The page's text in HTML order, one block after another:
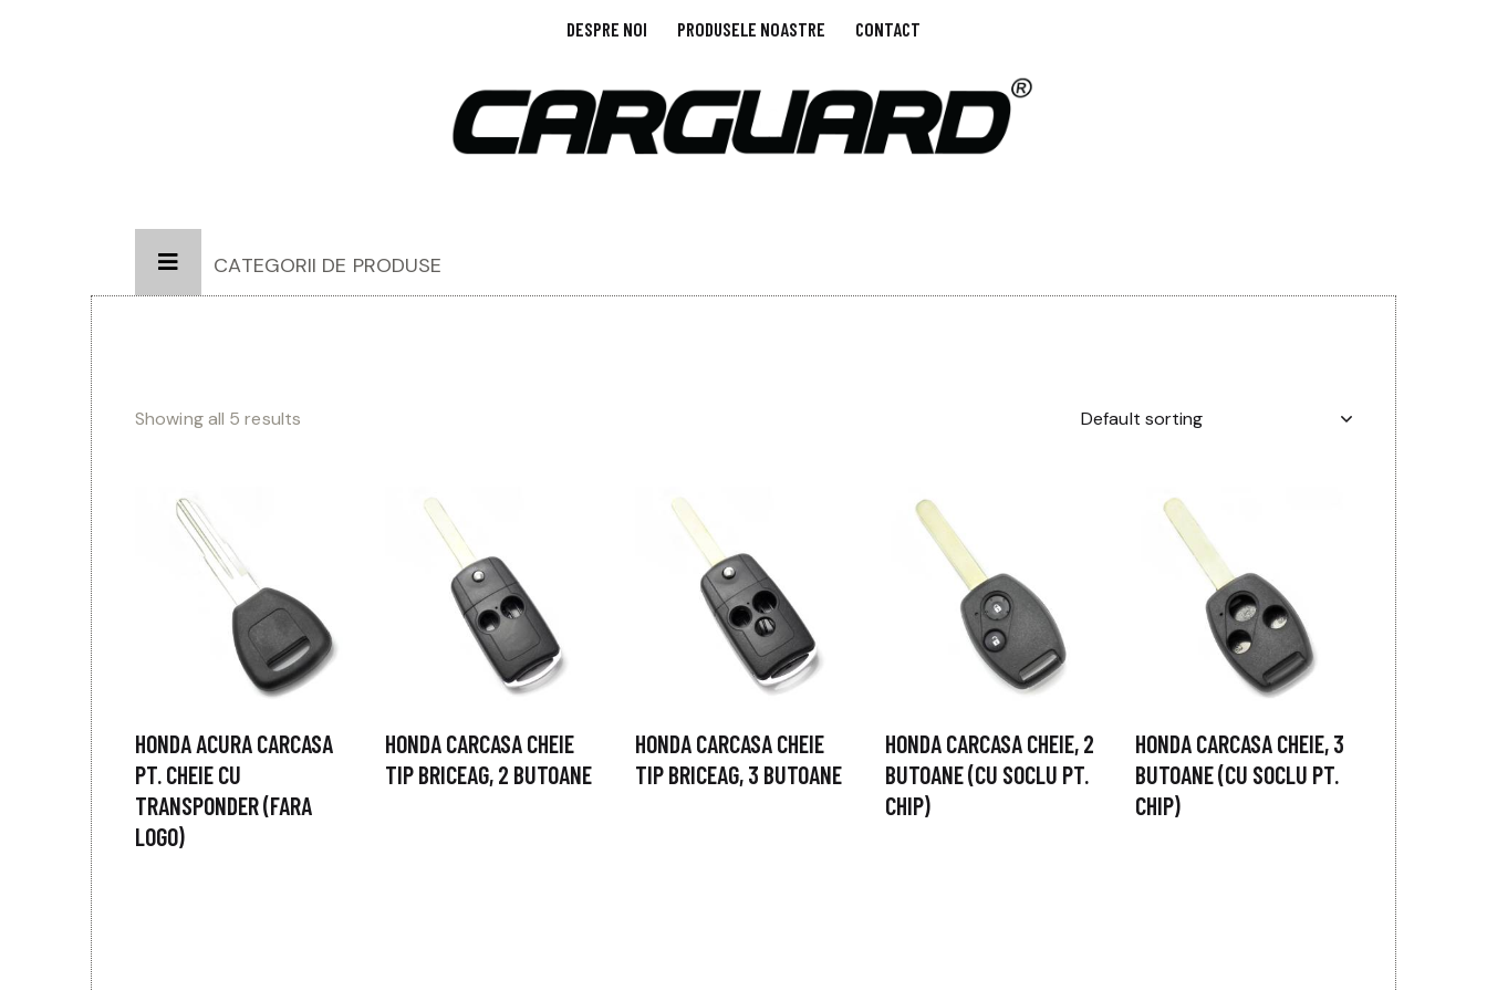
DESPRE NOI PRODUSELE NOASTRE CONTACT
CATEGORII DE PRODUSE
Showing all 5 results
HONDA ACURA CARCASA
PT. CHEIE CU
TRANSPONDER (FARA
LOGO)
HONDA CARCASA CHEIE
TIP BRICEAG, 2 BUTOANE
HONDA CARCASA CHEIE
TIP BRICEAG, 3 BUTOANE
HONDA CARCASA CHEIE, 2
BUTOANE (CU SOCLU PT.
CHIP)
HONDA CARCASA CHEIE, 3
BUTOANE (CU SOCLU PT.
CHIP)